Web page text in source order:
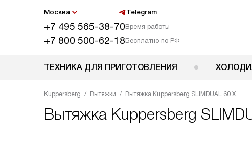
Москва Telegram
+7 495 565-38-70Время работы
+7 800 500-62-18Бесплатно по РФ
ТЕХНИКА ДЛЯ ПРИГОТОВЛЕНИЯ
Kuppersberg Вытяжки Вытяжка Kuppersberg SLIMDUAL 60 X
Вытяжка Kuppersberg